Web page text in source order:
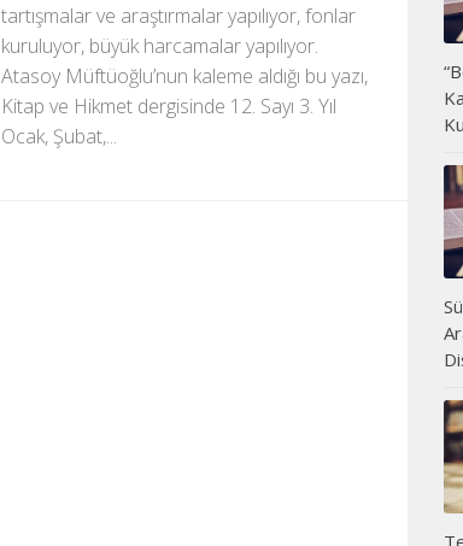
tartışmalar ve araştırmalar yapılıyor, fonlar
kuruluyor, büyük harcamalar yapılıyor.
Atasoy Müftüoğlu’nun kaleme aldığı bu yazı,
Kitap ve Hikmet dergisinde 12. Sayı 3. Yıl
Ocak, Şubat,...